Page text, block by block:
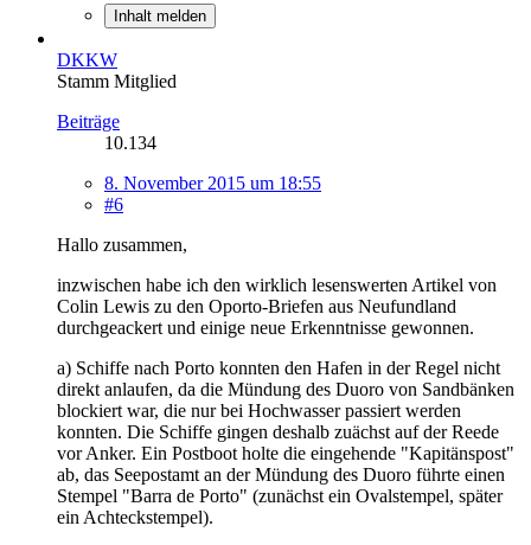
Inhalt melden
DKKW
Stamm Mitglied
Beiträge
10.134
8. November 2015 um 18:55
#6
Hallo zusammen,
inzwischen habe ich den wirklich lesenswerten Artikel von
Colin Lewis zu den Oporto-Briefen aus Neufundland
durchgeackert und einige neue Erkenntnisse gewonnen.
a) Schiffe nach Porto konnten den Hafen in der Regel nicht
direkt anlaufen, da die Mündung des Duoro von Sandbänken
blockiert war, die nur bei Hochwasser passiert werden
konnten. Die Schiffe gingen deshalb zuächst auf der Reede
vor Anker. Ein Postboot holte die eingehende "Kapitänspost"
ab, das Seepostamt an der Mündung des Duoro führte einen
Stempel "Barra de Porto" (zunächst ein Ovalstempel, später
ein Achteckstempel).